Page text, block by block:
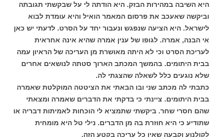
היא השיבה במהירות הבזק. היא הודתה לי על שבקשתי תגובתה
וביקשה שאעכב את פרסום המאמר הואיל והיא עומדת לבוא
לישראל. היא הציעה שנפגש ונעבור יחד על הסרט. לדעתי יש כאן
אי הבנה, אמרה. לגופו של ענין אמרה שהיא אינה אחראית
לעריכת הסרט וכי לא היתה מאושרת מן העריכה של הראיון עמה
בבית היתומים. בהמשך המכתב הארוך סטתה לנושאים אחרים
שלא נוגעים כלל לשאלה שהצגתי לה.
כתבתי לה מכתב שני ובו הבאתי את הציטטה המוקלטת שאמרה
בבית היתומים. ציינתי כי בדקתי את הדברים שאמרה ומצאתי
שהם חסרי שחר. ביקשתי שתמציא לי הוכחות לאמיתות דבריה או
שתודיע כי היא חוזרת בה מן הדברים. נילי טל היא מומחית
לקולנוע וקבעה שאין כל עריכה בקטע הזה.